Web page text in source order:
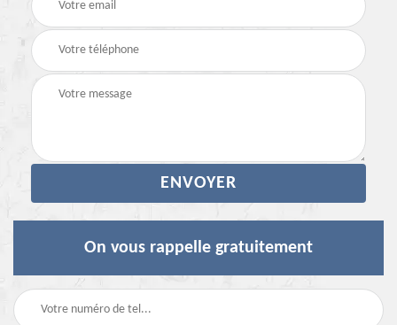
On vous rappelle gratuitement